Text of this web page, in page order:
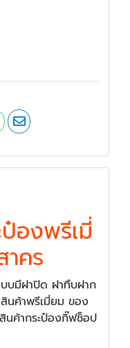
องพรีเมี่
คร
บมีฝาปิด ฝาทึบฝาก
สินค้าพรีเมี่ยม ของ
นค้ากระป๋องกิ๊ฟช็อป